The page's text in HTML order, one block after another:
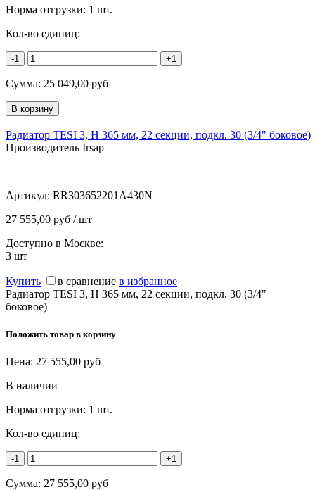
Норма отгрузки: 1 шт.
Кол-во единиц:
-1 +1
Сумма: 25 049,00 руб
Радиатор TESI 3, H 365 мм, 22 секции, подкл. 30 (3/4" боковое)
Производитель Irsap
Артикул: RR303652201A430N
27 555,00 руб / шт
Доступно в Москве:
3 шт
Купить в сравнение в избранное
Радиатор TESI 3, H 365 мм, 22 секции, подкл. 30 (3/4"
боковое)
Положить товар в корзину
Цена: 27 555,00 руб
В наличии
Норма отгрузки: 1 шт.
Кол-во единиц:
-1 +1
Сумма: 27 555,00 руб